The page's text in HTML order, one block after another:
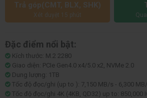
Trả góp(CMT, BLX, SHK)
Xét duyệt 15 phút
Đặc điểm nổi bật:
Kích thước: M.2 2280
Giao diện: PCIe Gen4.0 x4/5.0 x2, NVMe 2.0
Dung lượng: 1TB
Tốc độ đọc/ghi (up to ): 7,150 MB/s - 6,300
Tốc độ đọc/ghi 4K (4KB, QD32) up to: 850,000